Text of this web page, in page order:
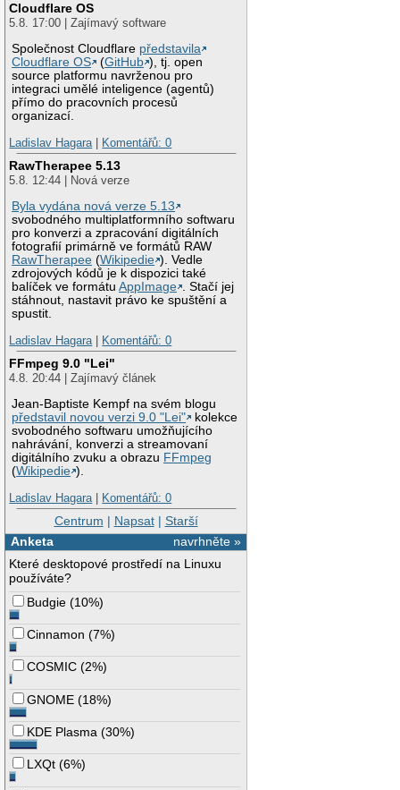
Cloudflare OS
5.8. 17:00 | Zajímavý software
Společnost Cloudflare představila
Cloudflare OS
(GitHub ), tj. open
source platformu navrženou pro
integraci umělé inteligence (agentů)
přímo do pracovních procesů
organizací.
Ladislav Hagara | Komentářů: 0
RawTherapee 5.13
5.8. 12:44 | Nová verze
Byla vydána nová verze 5.13
svobodného multiplatformního softwaru
pro konverzi a zpracování digitálních
fotografií primárně ve formátů RAW
RawTherapee (Wikipedie ). Vedle
zdrojových kódů je k dispozici také
balíček ve formátuAppImage
. Stačí jej
stáhnout, nastavit právo ke spuštění a
spustit.
Ladislav Hagara | Komentářů: 0
FFmpeg 9.0 "Lei"
4.8. 20:44 | Zajímavý článek
Jean-Baptiste Kempf na svém blogu
představil novou verzi 9.0 "Lei"
kolekce
svobodného softwaru umožňujícího
nahrávání, konverzi a streamovaní
digitálního zvuku a obrazu FFmpeg
(Wikipedie ).
Ladislav Hagara | Komentářů: 0
Centrum | Napsat| Starší
navrhněte »
Anketa
Které desktopové prostředí na Linuxu
používáte?
Budgie (10%)
Cinnamon (7%)
COSMIC (2%)
GNOME (18%)
KDE Plasma (30%)
LXQt (6%)